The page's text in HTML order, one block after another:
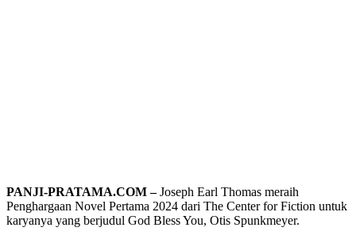
PANJI-PRATAMA.COM –Joseph Earl Thomas meraih
Penghargaan Novel Pertama 2024 dari The Center for Fiction untuk
karyanya yang berjudul God Bless You, Otis Spunkmeyer.